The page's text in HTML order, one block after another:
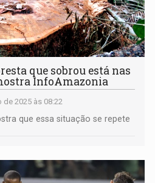
que sobrou está nas
InfoAmazonia
de 2025 às 08:22
que essa situação se repete